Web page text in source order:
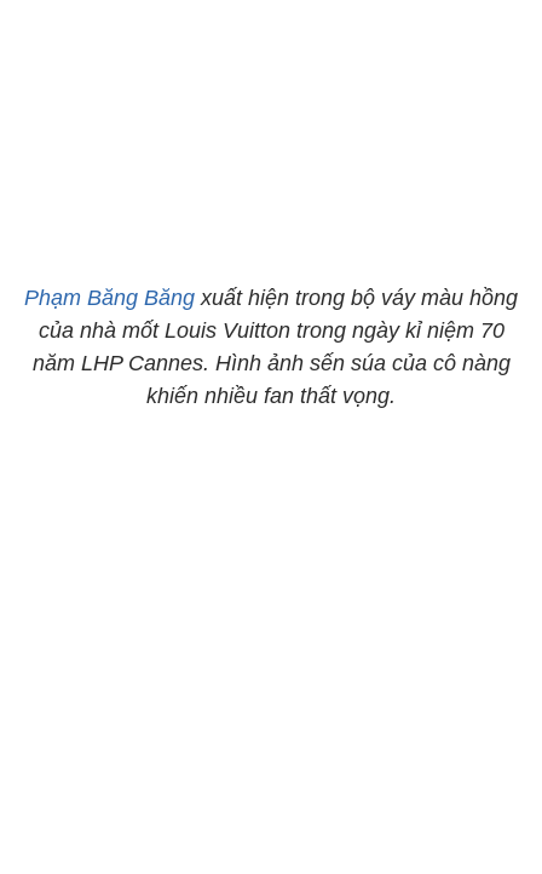
Phạm Băng Băng xuất hiện trong bộ váy màu hồng
của nhà mốt Louis Vuitton trong ngày kỉ niệm 70
năm LHP Cannes. Hình ảnh sến súa của cô nàng
khiến nhiều fan thất vọng.